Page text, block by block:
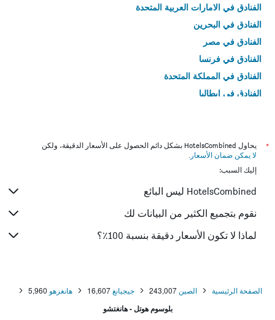
الفنادق في الامارات العربية المتحدة
الفنادق في البحرين
الفنادق في مصر
الفنادق في فرنسا
الفنادق في المملكة المتحدة
الفنادق في إيطاليا
*
يحاول HotelsCombined بشكل دائم الحصول على الأسعار الدقيقة، ولكن
لا يمكن ضمان الأسعار .
إليك السبب:
HotelsCombined ليس البائع
نقوم بتجميع الكثير من البيانات لك
لماذا لا تكون الأسعار دقيقة بنسبة 100٪؟
الصفحة الرئيسية الصين 243,007 جيجيانغ 16,607 هانغزهو 5,960
بلوسوم هوتل - هانغتشو